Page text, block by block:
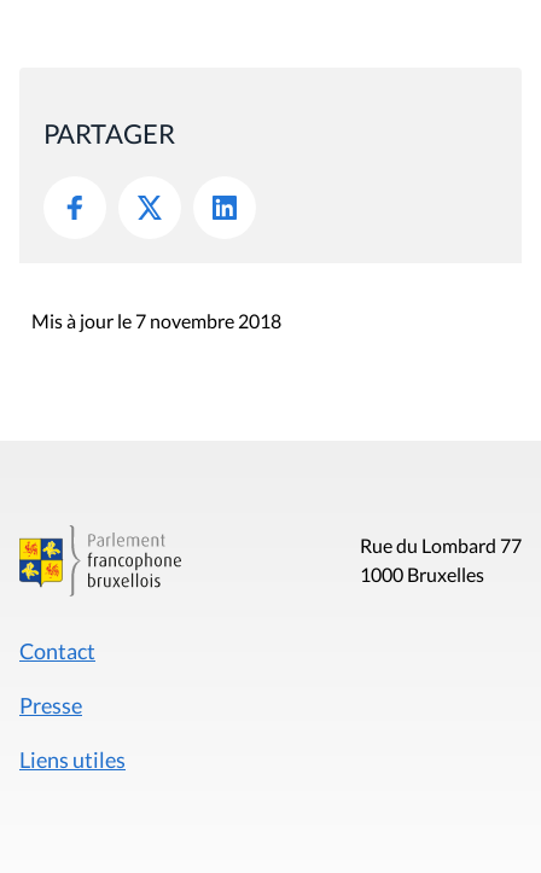
PARTAGER
Mis à jour le 7 novembre 2018
Rue du Lombard 77
1000 Bruxelles
Contact
Presse
Liens utiles